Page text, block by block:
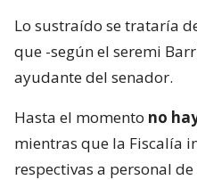
Lo sustraído se trataría
que -según el seremi
ayudante del senador.
Hasta el momento no
mientras que la Fiscalía
respectivas a personal